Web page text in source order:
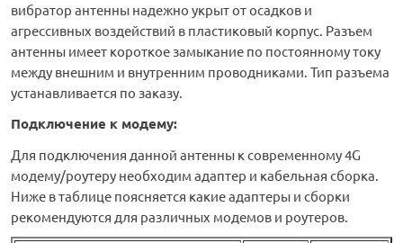
вибратор антенны надежно укрыт от осадков и
агрессивных воздействий в пластиковый корпус. Разъем
антенны имеет короткое замыкание по постоянному току
между внешним и внутренним проводниками. Тип разъема
устанавливается по заказу.
Подключение к модему:
Для подключения данной антенны к современному 4G
модему/роутеру необходим адаптер и кабельная сборка.
Ниже в таблице поясняется какие адаптеры и сборки
рекомендуются для различных модемов и роутеров.